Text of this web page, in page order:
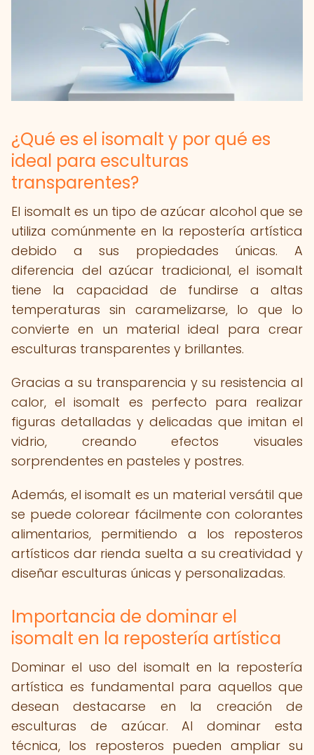
¿Qué es el isomalt y por qué es
ideal para esculturas
transparentes?
El isomalt es un tipo de azúcar alcohol que se
utiliza comúnmente en la repostería artística
debido a sus propiedades únicas. A
diferencia del azúcar tradicional, el isomalt
tiene la capacidad de fundirse a altas
temperaturas sin caramelizarse, lo que lo
convierte en un material ideal para crear
esculturas transparentes y brillantes.
Gracias a su transparencia y su resistencia al
calor, el isomalt es perfecto para realizar
figuras detalladas y delicadas que imitan el
vidrio, creando efectos visuales
sorprendentes en pasteles y postres.
Además, el isomalt es un material versátil que
se puede colorear fácilmente con colorantes
alimentarios, permitiendo a los reposteros
artísticos dar rienda suelta a su creatividad y
diseñar esculturas únicas y personalizadas.
Importancia de dominar el
isomalt en la repostería artística
Dominar el uso del isomalt en la repostería
artística es fundamental para aquellos que
desean destacarse en la creación de
esculturas de azúcar. Al dominar esta
técnica, los reposteros pueden ampliar su